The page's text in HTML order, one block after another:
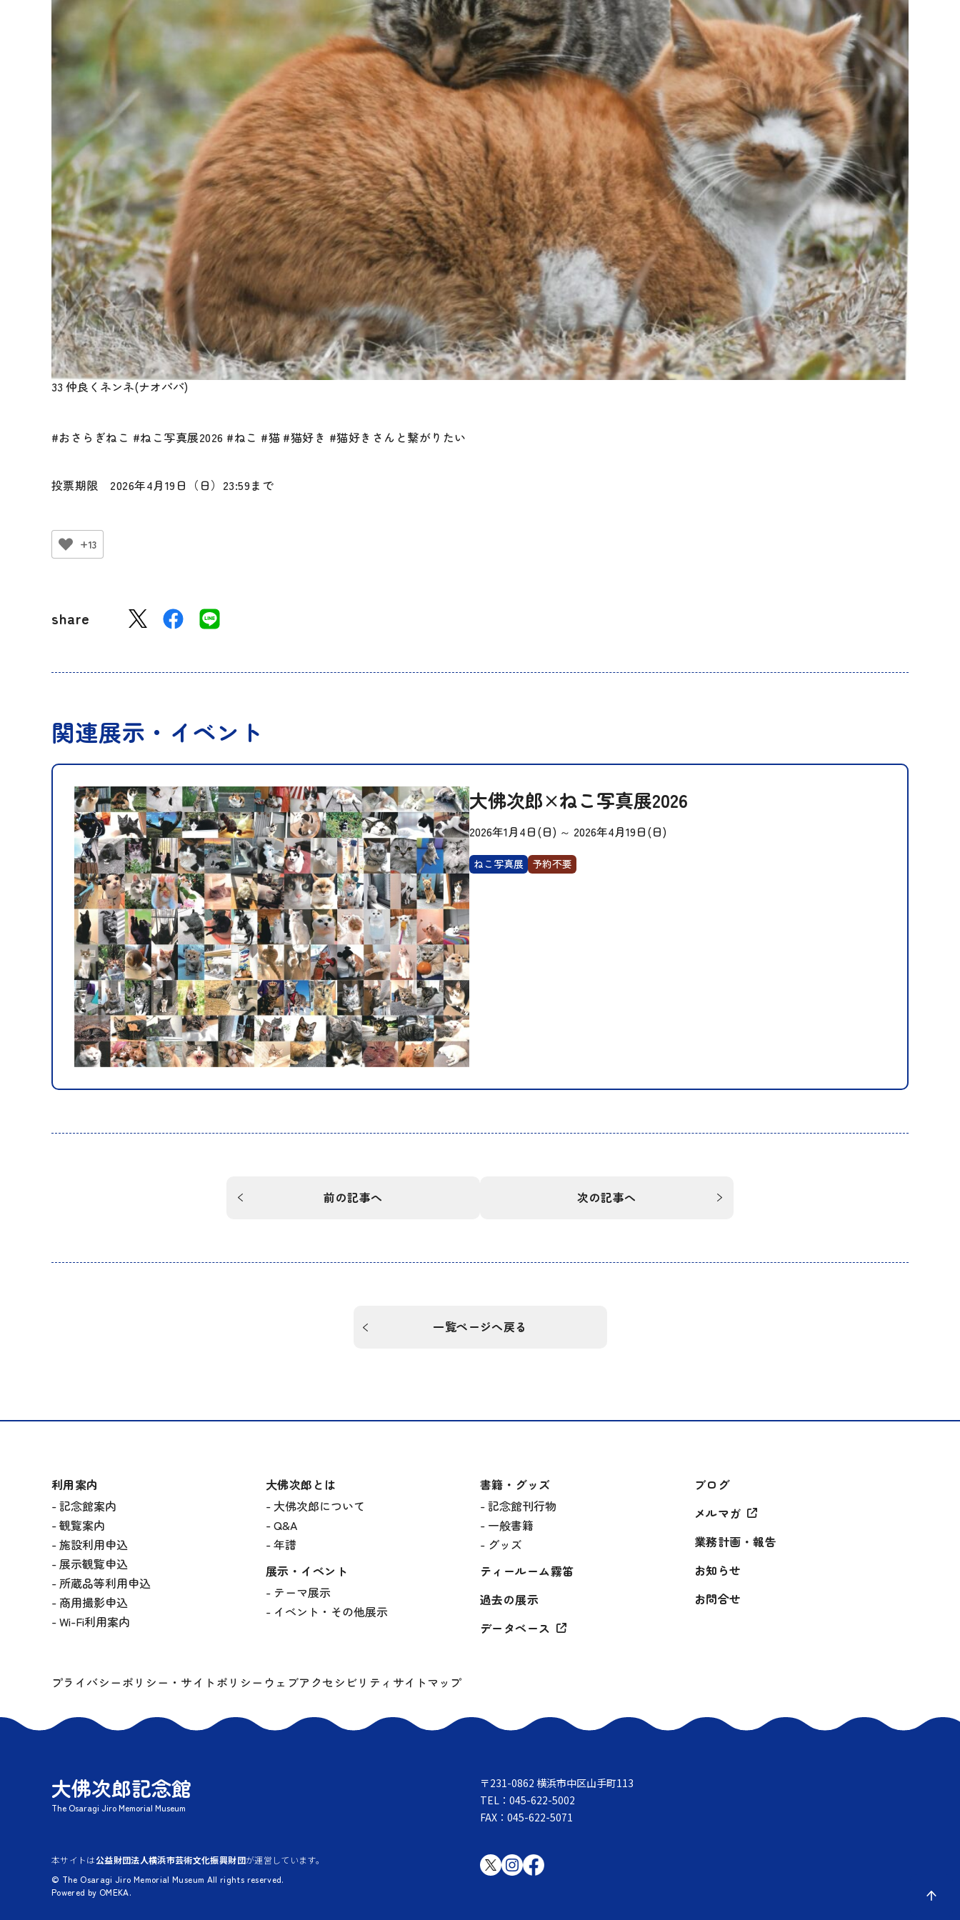
33 仲良くネンネ(ナオパパ)
#おさらぎねこ #ねこ写真展2026 #ねこ #猫 #猫好き #猫好きさんと繋がりたい
投票期限 2026年4月19日（日）23:59まで
+13
share
関連展示・イベント
大佛次郎×ねこ写真展2026
2026年1月4日(日) ～ 2026年4月19日(日)
ねこ写真展 予約不要
前の記事へ 次の記事へ
一覧ページへ戻る
利用案内
記念館案内
観覧案内
施設利用申込
展示観覧申込
所蔵品等利用申込
商用撮影申込
Wi-Fi利用案内
大佛次郎とは
大佛次郎について
Q&A
年譜
展示・イベント
テーマ展示
イベント・その他展示
書籍・グッズ
記念館刊行物
一般書籍
グッズ
ティールーム霧笛
過去の展示
データベース
ブログ
メルマガ
業務計画・報告
お知らせ
お問合せ
プライバシーポリシー・サイトポリシー ウェブアクセシビリティ サイトマップ
大佛次郎記念館
The Osaragi Jiro Memorial Museum
〒231-0862 横浜市中区山手町113
TEL：045-622-5002
FAX：045-622-5071
本サイトは公益財団法人横浜市芸術文化振興財団が運営しています。
© The Osaragi Jiro Memorial Museum All rights reserved.
Powered by OMEKA.